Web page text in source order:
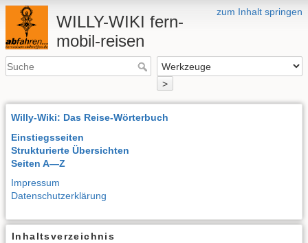
zum Inhalt springen
WILLY-WIKI fern-
mobil-reisen
>
Willy-Wiki: Das Reise-Wörterbuch
Einstiegsseiten
Strukturierte Übersichten
Seiten A—Z
Impressum
Datenschutzerklärung
Inhaltsverzeichnis